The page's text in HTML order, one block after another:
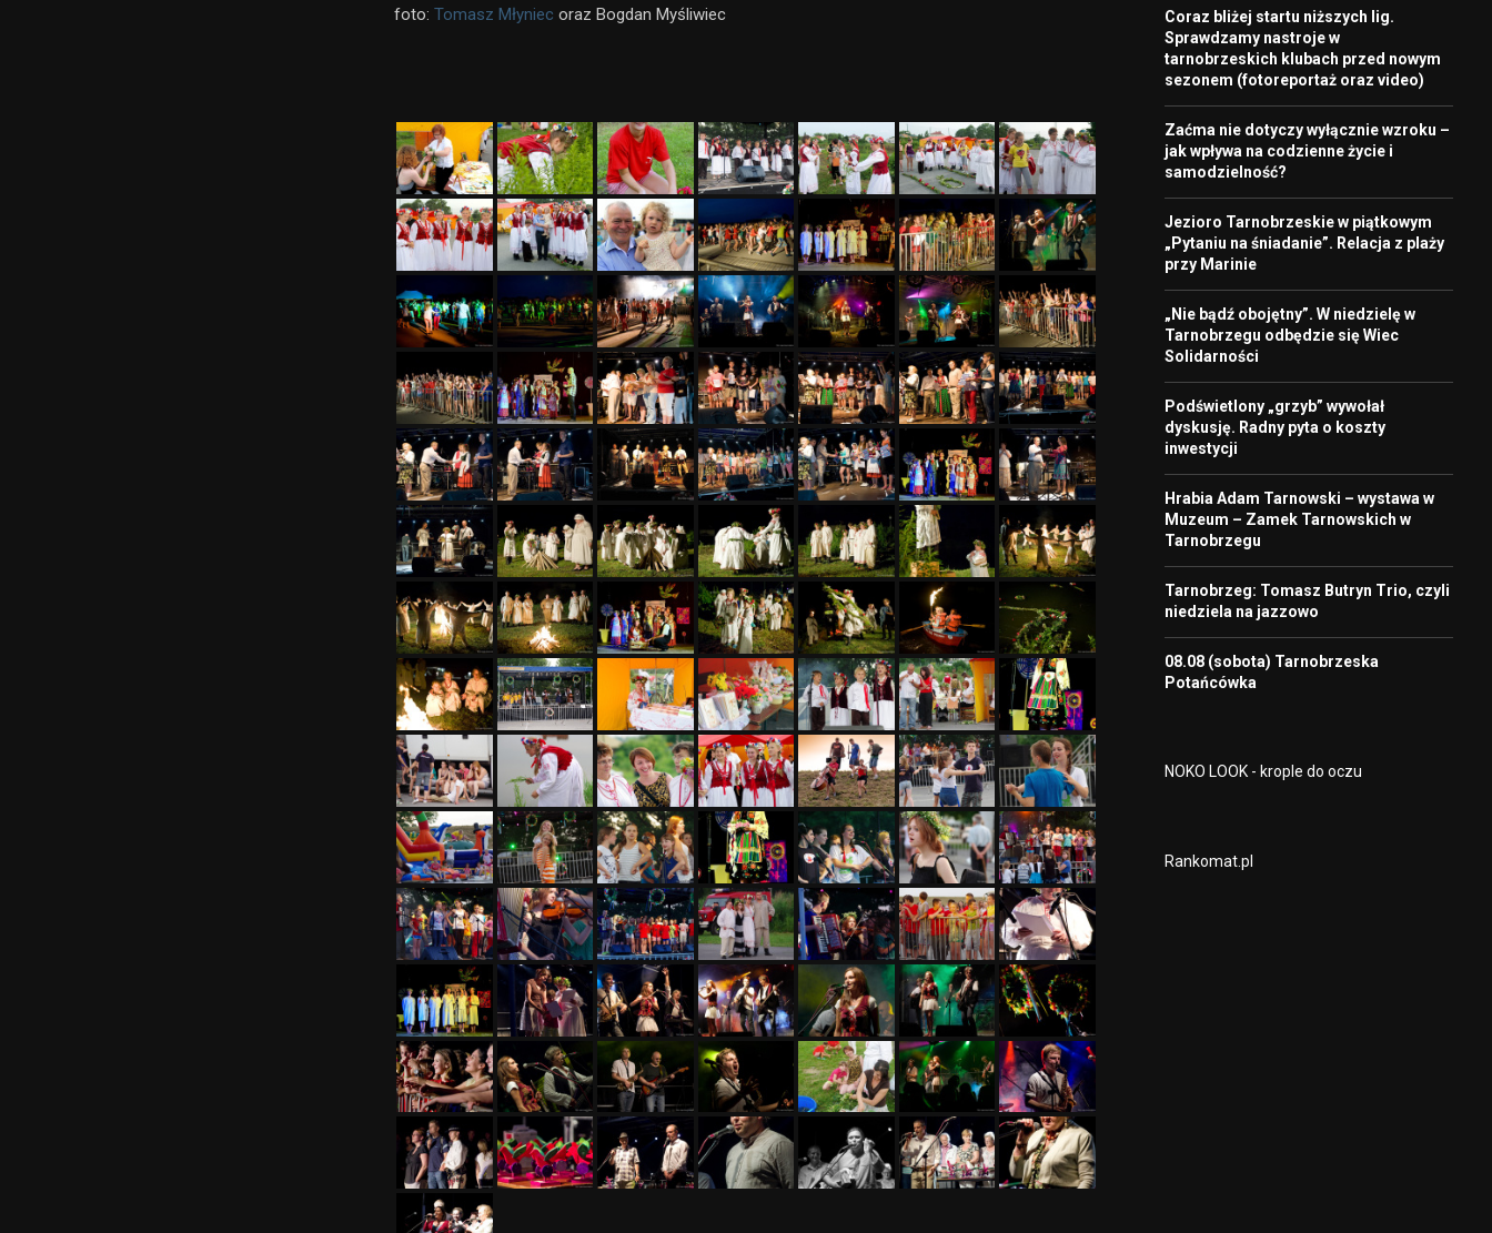
foto: Tomasz Młyniec oraz Bogdan Myśliwiec
Coraz bliżej startu niższych lig.
Sprawdzamy nastroje w
tarnobrzeskich klubach przed nowym
sezonem (fotoreportaż oraz video)
Zaćma nie dotyczy wyłącznie wzroku –
jak wpływa na codzienne życie i
samodzielność?
Jezioro Tarnobrzeskie w piątkowym
„Pytaniu na śniadanie”. Relacja z plaży
przy Marinie
„Nie bądź obojętny”. W niedzielę w
Tarnobrzegu odbędzie się Wiec
Solidarności
Podświetlony „grzyb” wywołał
dyskusję. Radny pyta o koszty
inwestycji
Hrabia Adam Tarnowski – wystawa w
Muzeum – Zamek Tarnowskich w
Tarnobrzegu
Tarnobrzeg: Tomasz Butryn Trio, czyli
niedziela na jazzowo
08.08 (sobota) Tarnobrzeska
Potańcówka
NOKO LOOK - krople do oczu
Rankomat.pl